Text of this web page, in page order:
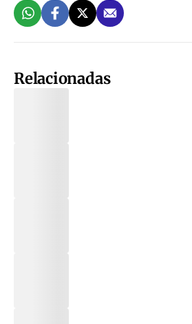
Relacionadas